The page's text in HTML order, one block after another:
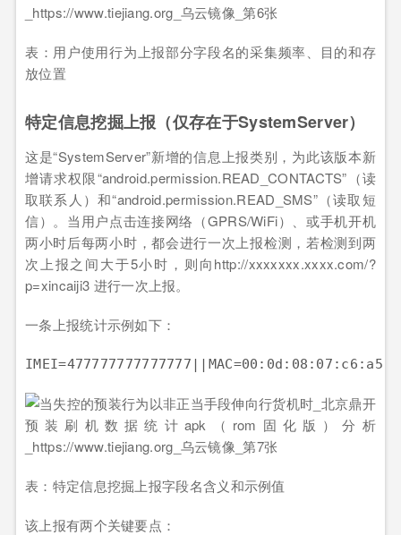
表：用户使用行为上报部分字段名的采集频率、目的和存
放位置
特定信息挖掘上报（仅存在于SystemServer）
这是“SystemServer”新增的信息上报类别，为此该版本新
增请求权限“android.permission.READ_CONTACTS”（读
取联系人）和“android.permission.READ_SMS”（读取短
信）。当用户点击连接网络（GPRS/WiFi）、或手机开机
两小时后每两小时，都会进行一次上报检测，若检测到两
次上报之间大于5小时，则向http://xxxxxxx.xxxx.com/?
p=xincaiji3 进行一次上报。
一条上报统计示例如下：
表：特定信息挖掘上报字段名含义和示例值
该上报有两个关键要点：